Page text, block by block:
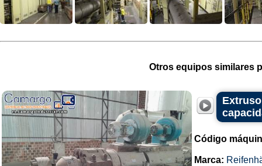
Otros equipos similares
Código
Marca: